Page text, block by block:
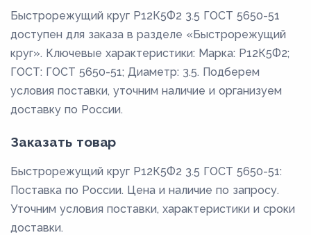
Быстрорежущий круг Р12К5Ф2 3.5 ГОСТ 5650-51
доступен для заказа в разделе «Быстрорежущий
круг». Ключевые характеристики: Марка: Р12К5Ф2;
ГОСТ: ГОСТ 5650-51; Диаметр: 3.5. Подберем
условия поставки, уточним наличие и организуем
доставку по России.
Заказать товар
Быстрорежущий круг Р12К5Ф2 3.5 ГОСТ 5650-51:
Поставка по России. Цена и наличие по запросу.
Уточним условия поставки, характеристики и сроки
доставки.